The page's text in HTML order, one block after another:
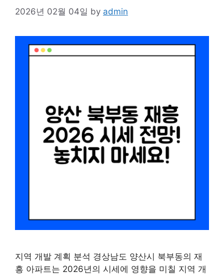
2026년 02월 04일 by admin
지역 개발 계획 분석 경상남도 양산시 북부동의 재
흥 아파트는 2026년의 시세에 영향을 미칠 지역 개